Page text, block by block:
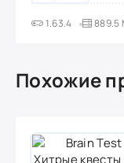
1.63.4 889.5
Похожие